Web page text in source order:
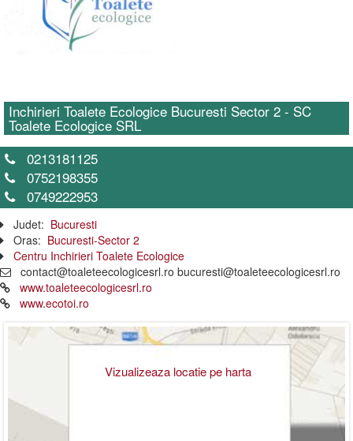
Inchirieri Toalete Ecologice Bucuresti Sector 2 - SC
Toalete Ecologice SRL
0213181125
0752198355
0749222953
Judet: Bucuresti
Oras: Bucuresti-Sector 2
Centru Inchirieri Toalete Ecologice
contact@toaleteecologicesrl.ro bucuresti@toaleteecologicesrl.ro
www.toaleteecologicesrl.ro
www.ecotoi.ro
Vizualizeaza locatie pe harta